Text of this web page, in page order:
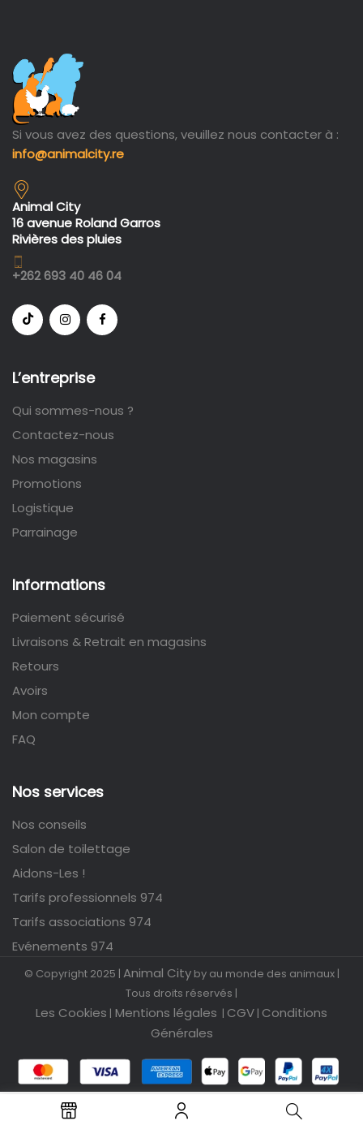
Si vous avez des questions, veuillez nous contacter à :
info@animalcity.re
Animal City
16 avenue Roland Garros
Rivières des pluies
+262 693 40 46 04
L’entreprise
Qui sommes-nous ?
Contactez-nous
Nos magasins
Promotions
Logistique
Parrainage
Informations
Paiement sécurisé
Livraisons & Retrait en magasins
Retours
Avoirs
Mon compte
FAQ
Nos services
Nos conseils
Salon de toilettage
Aidons-Les !
Tarifs professionnels 974
Tarifs associations 974
Evénements 974
© Copyright 2025 | Animal Cityby au monde des animaux |
Tous droits réservés |
Les Cookies | Mentions légales | CGV | Conditions
Générales